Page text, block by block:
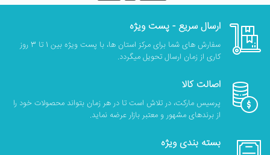
ارسال سریع - پست ویژه
سفارش های شما برای مرکز استان ها، با پست ویژه بین 1 تا 3 روز
کاری از زمان ارسال تحویل میگردد.
اصالت کالا
پرسیس مارکت، در تلاش است تا در هر زمان بتواند محصولات خود را
از برندهای مشهور و معتبر بازار عرضه نماید.
بسته بندی ویژه